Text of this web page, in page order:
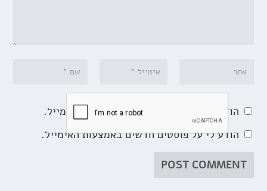
הודע לי על תגובות נוספות באמצעות האימייל.
הודע לי על פוסטים חדשים באמצעות האימייל.